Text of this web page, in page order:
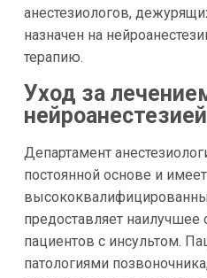
анестезиологов,
назначен на
терапию.
Уход за
Департамент
постоянной основе и имеет
предоставляет наилучшее
пациентов с инсультом.
патологиями